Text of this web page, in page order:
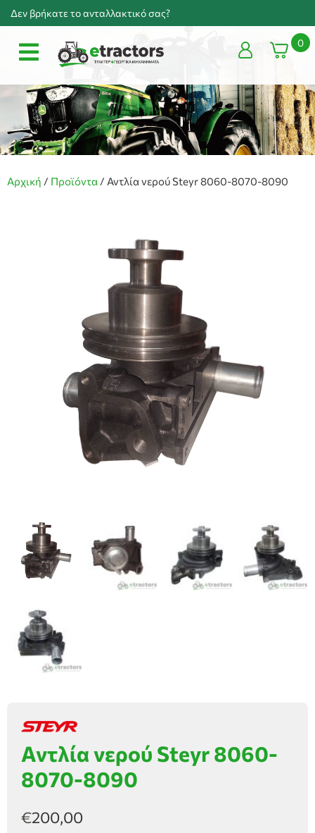
Δεν βρήκατε το ανταλλακτικό σας?
0
Αρχική / Προϊόντα / Αντλία νερού Steyr 8060-8070-8090
Αντλία νερού Steyr 8060-
8070-8090
€200,00